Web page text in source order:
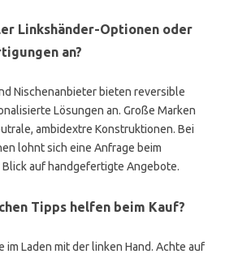
Linkshänder-Optionen oder
an?
Nischenanbieter bieten reversible
Lösungen an. Große Marken
ambidextre Konstruktionen. Bei
lohnt sich eine Anfrage beim
auf handgefertigte Angebote.
Tipps helfen beim Kauf?
im Laden mit der linken Hand. Achte auf